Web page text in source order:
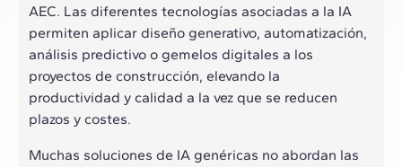
AEC. Las diferentes tecnologías asociadas a la IA
permiten aplicar diseño generativo, automatización,
análisis predictivo o gemelos digitales a los
proyectos de construcción, elevando la
productividad y calidad a la vez que se reducen
plazos y costes.
Muchas soluciones de IA genéricas no abordan las